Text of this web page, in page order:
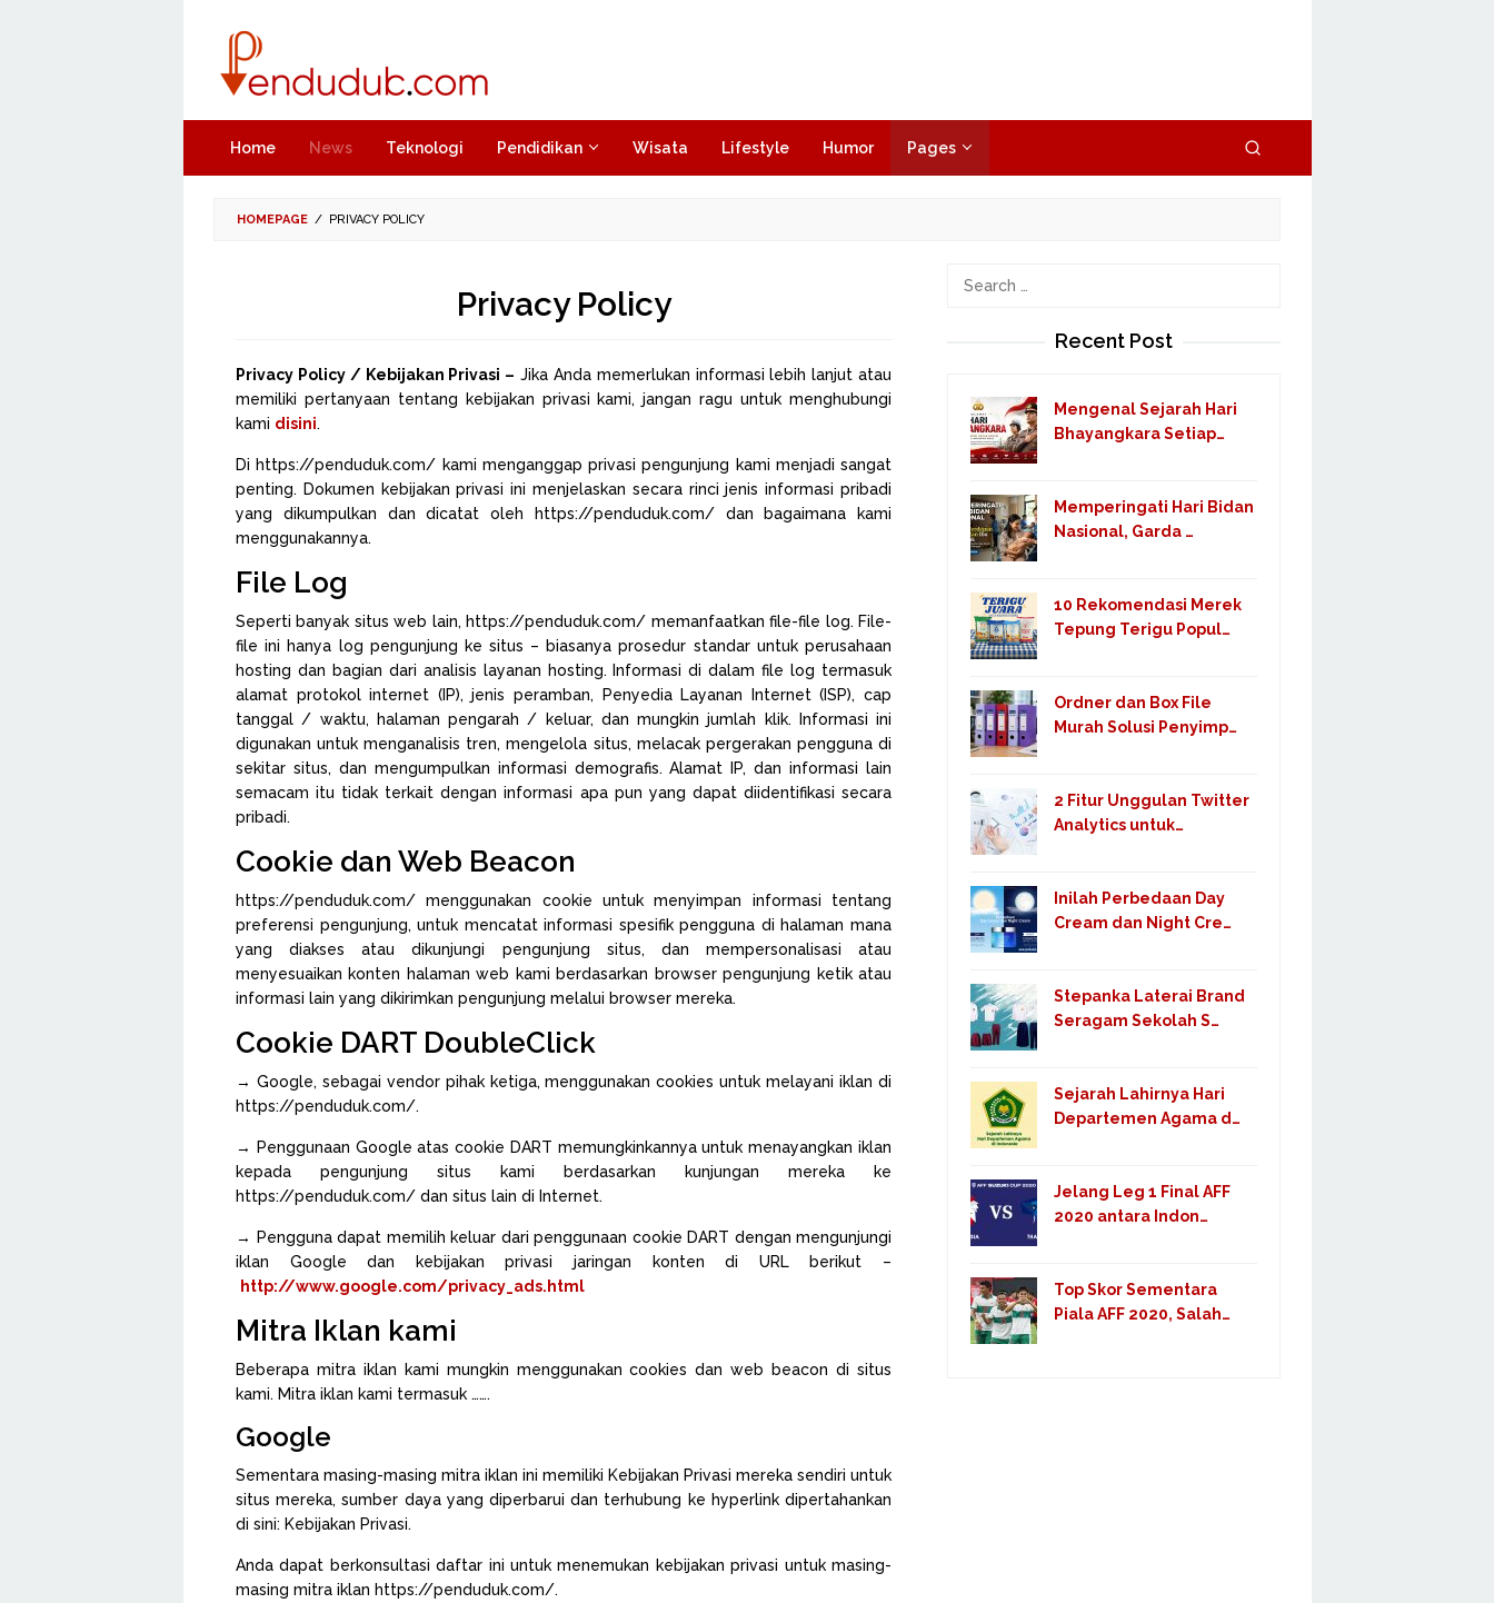
content
Home News Teknologi Pendidikan Wisata Lifestyle Humor Pages
HOMEPAGE / PRIVACY POLICY
Privacy Policy
Privacy Policy / Kebijakan Privasi – Jika Anda memerlukan informasi lebih lanjut atau
memiliki pertanyaan tentang kebijakan privasi kami, jangan ragu untuk menghubungi
kami disini.
Di https://penduduk.com/ kami menganggap privasi pengunjung kami menjadi sangat
penting. Dokumen kebijakan privasi ini menjelaskan secara rinci jenis informasi pribadi
yang dikumpulkan dan dicatat oleh https://penduduk.com/ dan bagaimana kami
menggunakannya.
File Log
Seperti banyak situs web lain, https://penduduk.com/ memanfaatkan file-file log. File-
file ini hanya log pengunjung ke situs – biasanya prosedur standar untuk perusahaan
hosting dan bagian dari analisis layanan hosting. Informasi di dalam file log termasuk
alamat protokol internet (IP), jenis peramban, Penyedia Layanan Internet (ISP), cap
tanggal / waktu, halaman pengarah / keluar, dan mungkin jumlah klik. Informasi ini
digunakan untuk menganalisis tren, mengelola situs, melacak pergerakan pengguna di
sekitar situs, dan mengumpulkan informasi demografis. Alamat IP, dan informasi lain
semacam itu tidak terkait dengan informasi apa pun yang dapat diidentifikasi secara
pribadi.
Cookie dan Web Beacon
https://penduduk.com/ menggunakan cookie untuk menyimpan informasi tentang
preferensi pengunjung, untuk mencatat informasi spesifik pengguna di halaman mana
yang diakses atau dikunjungi pengunjung situs, dan mempersonalisasi atau
menyesuaikan konten halaman web kami berdasarkan browser pengunjung ketik atau
informasi lain yang dikirimkan pengunjung melalui browser mereka.
Cookie DART DoubleClick
→ Google, sebagai vendor pihak ketiga, menggunakan cookies untuk melayani iklan di
https://penduduk.com/.
→ Penggunaan Google atas cookie DART memungkinkannya untuk menayangkan iklan
kepada pengunjung situs kami berdasarkan kunjungan mereka ke
https://penduduk.com/ dan situs lain di Internet.
→ Pengguna dapat memilih keluar dari penggunaan cookie DART dengan mengunjungi
iklan Google dan kebijakan privasi jaringan konten di URL berikut –
http://www.google.com/privacy_ads.html
Mitra Iklan kami
Beberapa mitra iklan kami mungkin menggunakan cookies dan web beacon di situs
kami. Mitra iklan kami termasuk …….
Google
Sementara masing-masing mitra iklan ini memiliki Kebijakan Privasi mereka sendiri untuk
situs mereka, sumber daya yang diperbarui dan terhubung ke hyperlink dipertahankan
di sini: Kebijakan Privasi.
Anda dapat berkonsultasi daftar ini untuk menemukan kebijakan privasi untuk masing-
masing mitra iklan https://penduduk.com/.
Search
Recent Post
Mengenal Sejarah Hari
Bhayangkara Setiap…
Memperingati Hari Bidan
Nasional, Garda …
10 Rekomendasi Merek
Tepung Terigu Popul…
Ordner dan Box File
Murah Solusi Penyimp…
2 Fitur Unggulan Twitter
Analytics untuk…
Inilah Perbedaan Day
Cream dan Night Cre…
Stepanka Laterai Brand
Seragam Sekolah S…
Sejarah Lahirnya Hari
Departemen Agama d…
Jelang Leg 1 Final AFF
2020 antara Indon…
Top Skor Sementara
Piala AFF 2020, Salah…